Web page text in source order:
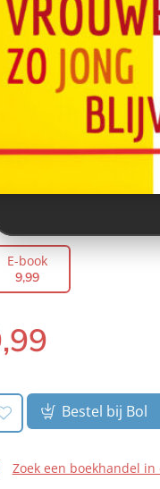
E-book
9,99
,99
Bestel bij Bol
Zoek een boekhandel